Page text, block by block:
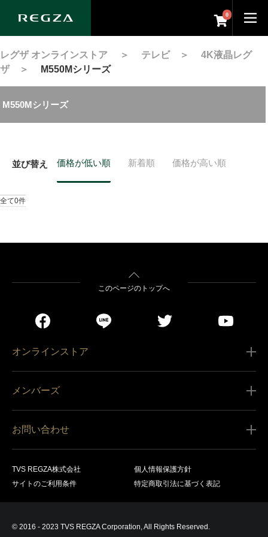
0
レグザ オンラインストア ＞ テレビ＞ 4K液晶レグ
ザ＞ M550Mシリーズ
M550Mシリーズ
並び替え 価格が低い順 新着順 価格が高い順
全て0件
このページのトップへ
オンラインストア
営業日カレンダー
メンバーズ
会員規約
商品登録
お問い合わせ
TVS REGZA株式会社
個人情報保護方針
サイトのご利用条件
特定商取引法に基づく表記
© 2016 - 2023 TVS REGZA Corporation, All Rights Reserved.